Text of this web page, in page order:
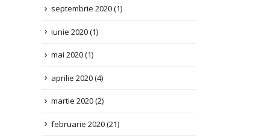
iunie 2020(1)
mai 2020(1)
aprilie 2020(4)
martie 2020 (2)
februarie 2020
ianuarie 2020(1)